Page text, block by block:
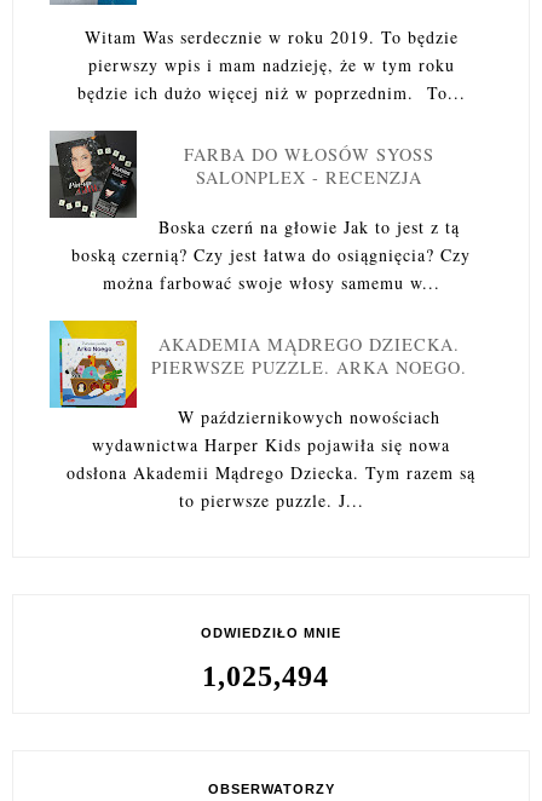
Witam Was serdecznie w roku 2019. To będzie
pierwszy wpis i mam nadzieję, że w tym roku
będzie ich dużo więcej niż w poprzednim. To...
FARBA DO WŁOSÓW SYOSS
SALONPLEX - RECENZJA
Boska czerń na głowie Jak to jest z tą
boską czernią? Czy jest łatwa do osiągnięcia? Czy
można farbować swoje włosy samemu w...
AKADEMIA MĄDREGO DZIECKA.
PIERWSZE PUZZLE. ARKA NOEGO.
W październikowych nowościach
wydawnictwa Harper Kids pojawiła się nowa
odsłona Akademii Mądrego Dziecka. Tym razem są
to pierwsze puzzle. J...
ODWIEDZIŁO MNIE
1,025,494
OBSERWATORZY